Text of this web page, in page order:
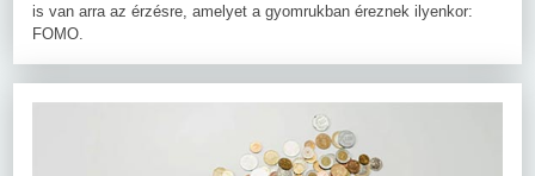
is van arra az érzésre, amelyet a gyomrukban éreznek ilyenkor:
FOMO.